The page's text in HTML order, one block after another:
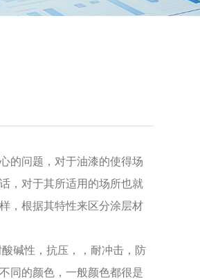
的问题，对于油漆的使得场
，对于其所适用的场所也就
，根据其特性来区分涂层材
碱性，抗压，，耐冲击，防
同的颜色，一般颜色都很是